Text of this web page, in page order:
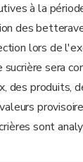
à la
des
lors de
sera
des produits,
sont